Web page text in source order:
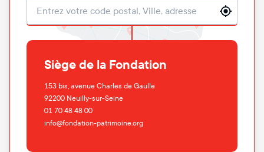
Localisation
Siège de la Fondation
153 bis, avenue Charles de Gaulle
92200 Neuilly-sur-Seine
01 70 48 48 00
info@fondation-patrimoine.org